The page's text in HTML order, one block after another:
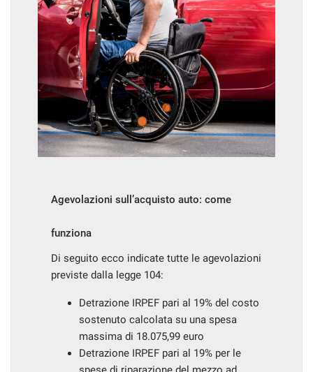
Agevolazioni sull’acquisto auto: come
funziona
Di seguito ecco indicate tutte le agevolazioni
previste dalla legge 104:
Detrazione IRPEF pari al 19% del costo
sostenuto calcolata su una spesa
massima di 18.075,99 euro
Detrazione IRPEF pari al 19% per le